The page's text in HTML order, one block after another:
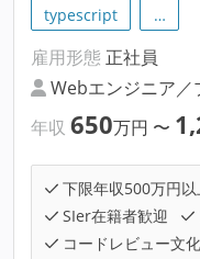
typescript
…
雇用形態 正社員
Webエンジニア／
年収 650万円 〜
下限年収500万円以
SIer在籍者歓迎
コードレビュー文化